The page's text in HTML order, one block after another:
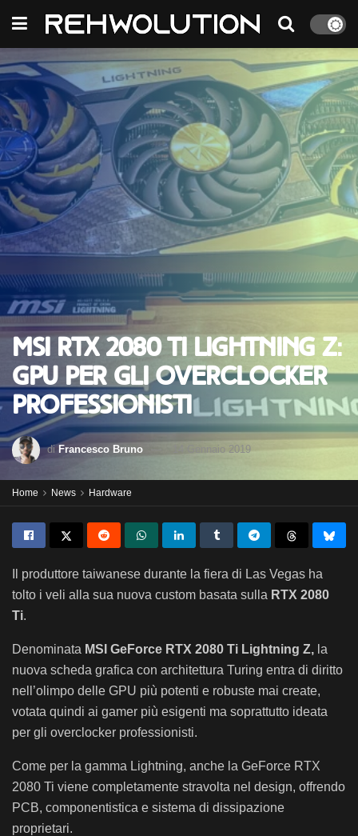
MSI RTX 2080 Ti Lightning Z:
GPU per gli overclocker
professionisti
di Francesco Bruno 14 Gennaio 2019
Home News Hardware
Il produttore taiwanese durante la fiera di Las Vegas ha
tolto i veli alla sua nuova custom basata sulla RTX 2080
Ti.
Denominata MSI GeForce RTX 2080 Ti Lightning Z, la
nuova scheda grafica con architettura Turing entra di diritto
nell’olimpo delle GPU più potenti e robuste mai create,
votata quindi ai gamer più esigenti ma soprattutto ideata
per gli overclocker professionisti.
Come per la gamma Lightning, anche la GeForce RTX
2080 Ti viene completamente stravolta nel design, offrendo
PCB, componentistica e sistema di dissipazione
proprietari.